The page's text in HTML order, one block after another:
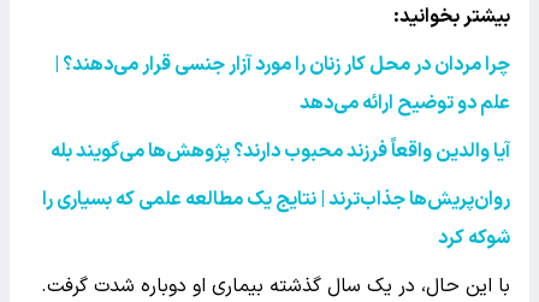
بیشتر بخوانید:
چرا مردان در محل کار زنان را مورد آزار جنسی قرار می‌دهند؟ |
علم دو توضیح ارائه می‌دهد
آیا والدین واقعاً فرزند محبوب دارند؟ پژوهش‌ها می‌گویند بله
روان‌پریش‌ها جذاب‌ترند | نتایج یک مطالعه علمی که بسیاری را
شوکه کرد
با این حال، در یک سال گذشته بیماری او دوباره شدت گرفت.